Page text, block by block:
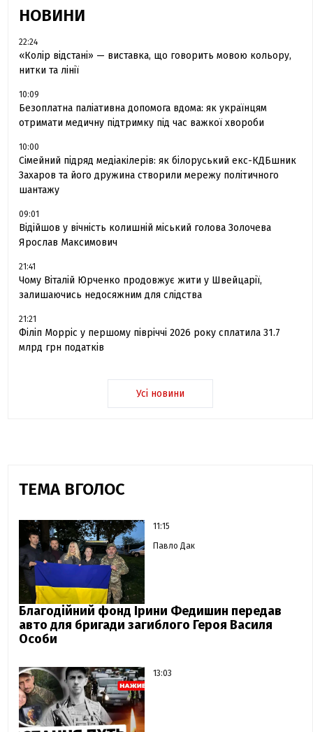
НОВИНИ
22:24
«Колір відстані» — виставка, що говорить мовою кольору,
нитки та лінії
10:09
Безоплатна паліативна допомога вдома: як українцям
отримати медичну підтримку під час важкої хвороби
10:00
Сімейний підряд медіакілерів: як білоруський екс-КДБшник
Захаров та його дружина створили мережу політичного
шантажу
09:01
Відійшов у вічність колишній міський голова Золочева
Ярослав Максимович
21:41
Чому Віталій Юрченко продовжує жити у Швейцарії,
залишаючись недосяжним для слідства
21:21
Філіп Морріс у першому півріччі 2026 року сплатила 31.7
млрд грн податків
Усі новини
ТЕМА ВГОЛОС
11:15
Павло Дак
Благодійний фонд Ірини Федишин передав
авто для бригади загиблого Героя Василя
Особи
13:03